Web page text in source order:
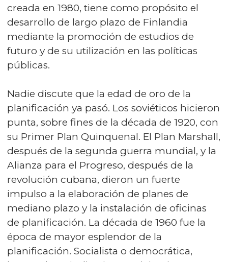
creada en 1980, tiene como propósito el
desarrollo de largo plazo de Finlandia
mediante la promoción de estudios de
futuro y de su utilización en las políticas
públicas.
Nadie discute que la edad de oro de la
planificación ya pasó. Los soviéticos hicieron
punta, sobre fines de la década de 1920, con
su Primer Plan Quinquenal. El Plan Marshall,
después de la segunda guerra mundial, y la
Alianza para el Progreso, después de la
revolución cubana, dieron un fuerte
impulso a la elaboración de planes de
mediano plazo y la instalación de oficinas
de planificación. La década de 1960 fue la
época de mayor esplendor de la
planificación. Socialista o democrática,